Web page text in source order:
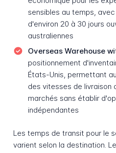
sensibles au temps,
d'environ 20 à 30 jours
australiennes
Overseas Warehouse
positionnement
États-Unis, permettant
des vitesses de livraison
marchés sans établir
indépendantes
Les temps de transit pour le
varient selon la destination.